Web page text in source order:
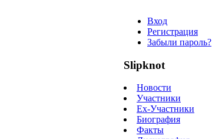
Вход
Регистрация
Забыли пароль?
Slipknot
Новости
Участники
Ex-Участники
Биография
Факты